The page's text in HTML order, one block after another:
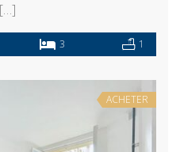
3 1
ACHETER